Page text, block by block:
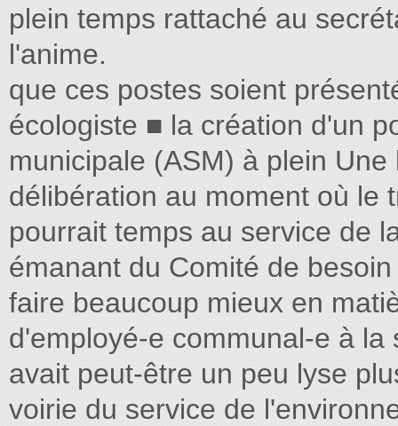
plein temps rattaché au
l'anime.
que ces postes soient
écologiste ■ la création d'un
municipale (ASM) à plein
délibération au moment où le
pourrait temps au service de
émanant du Comité de
faire beaucoup mieux en
d'employé-e communal-e à
avait peut-être un peu lyse
voirie du service de